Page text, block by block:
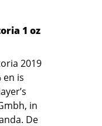
1 oz
2019
en is
in
De